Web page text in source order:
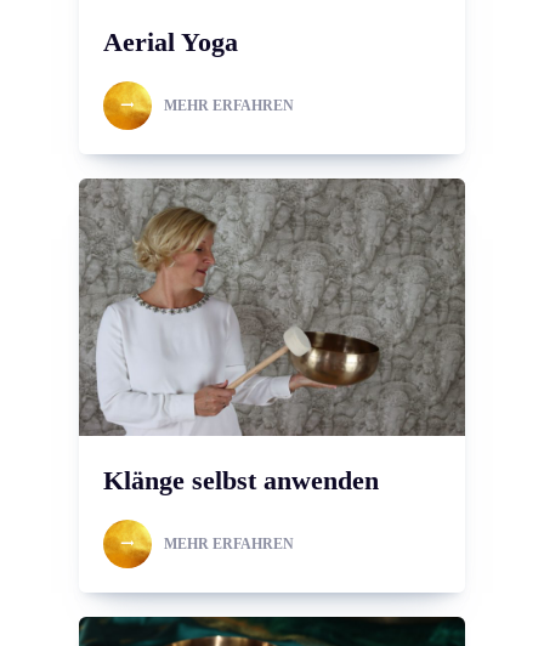
Aerial Yoga
MEHR ERFAHREN
Klänge selbst anwenden
MEHR ERFAHREN